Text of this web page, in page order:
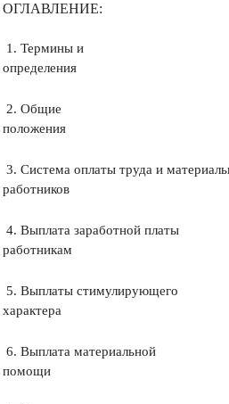
ОГЛАВЛЕНИЕ:
1. Термины и
определения
2. Общие
положения
3. Система оплаты труда и
работников
4. Выплата заработной платы
работникам
5. Выплаты стимулирующего
характера
6. Выплата материальной
помощи